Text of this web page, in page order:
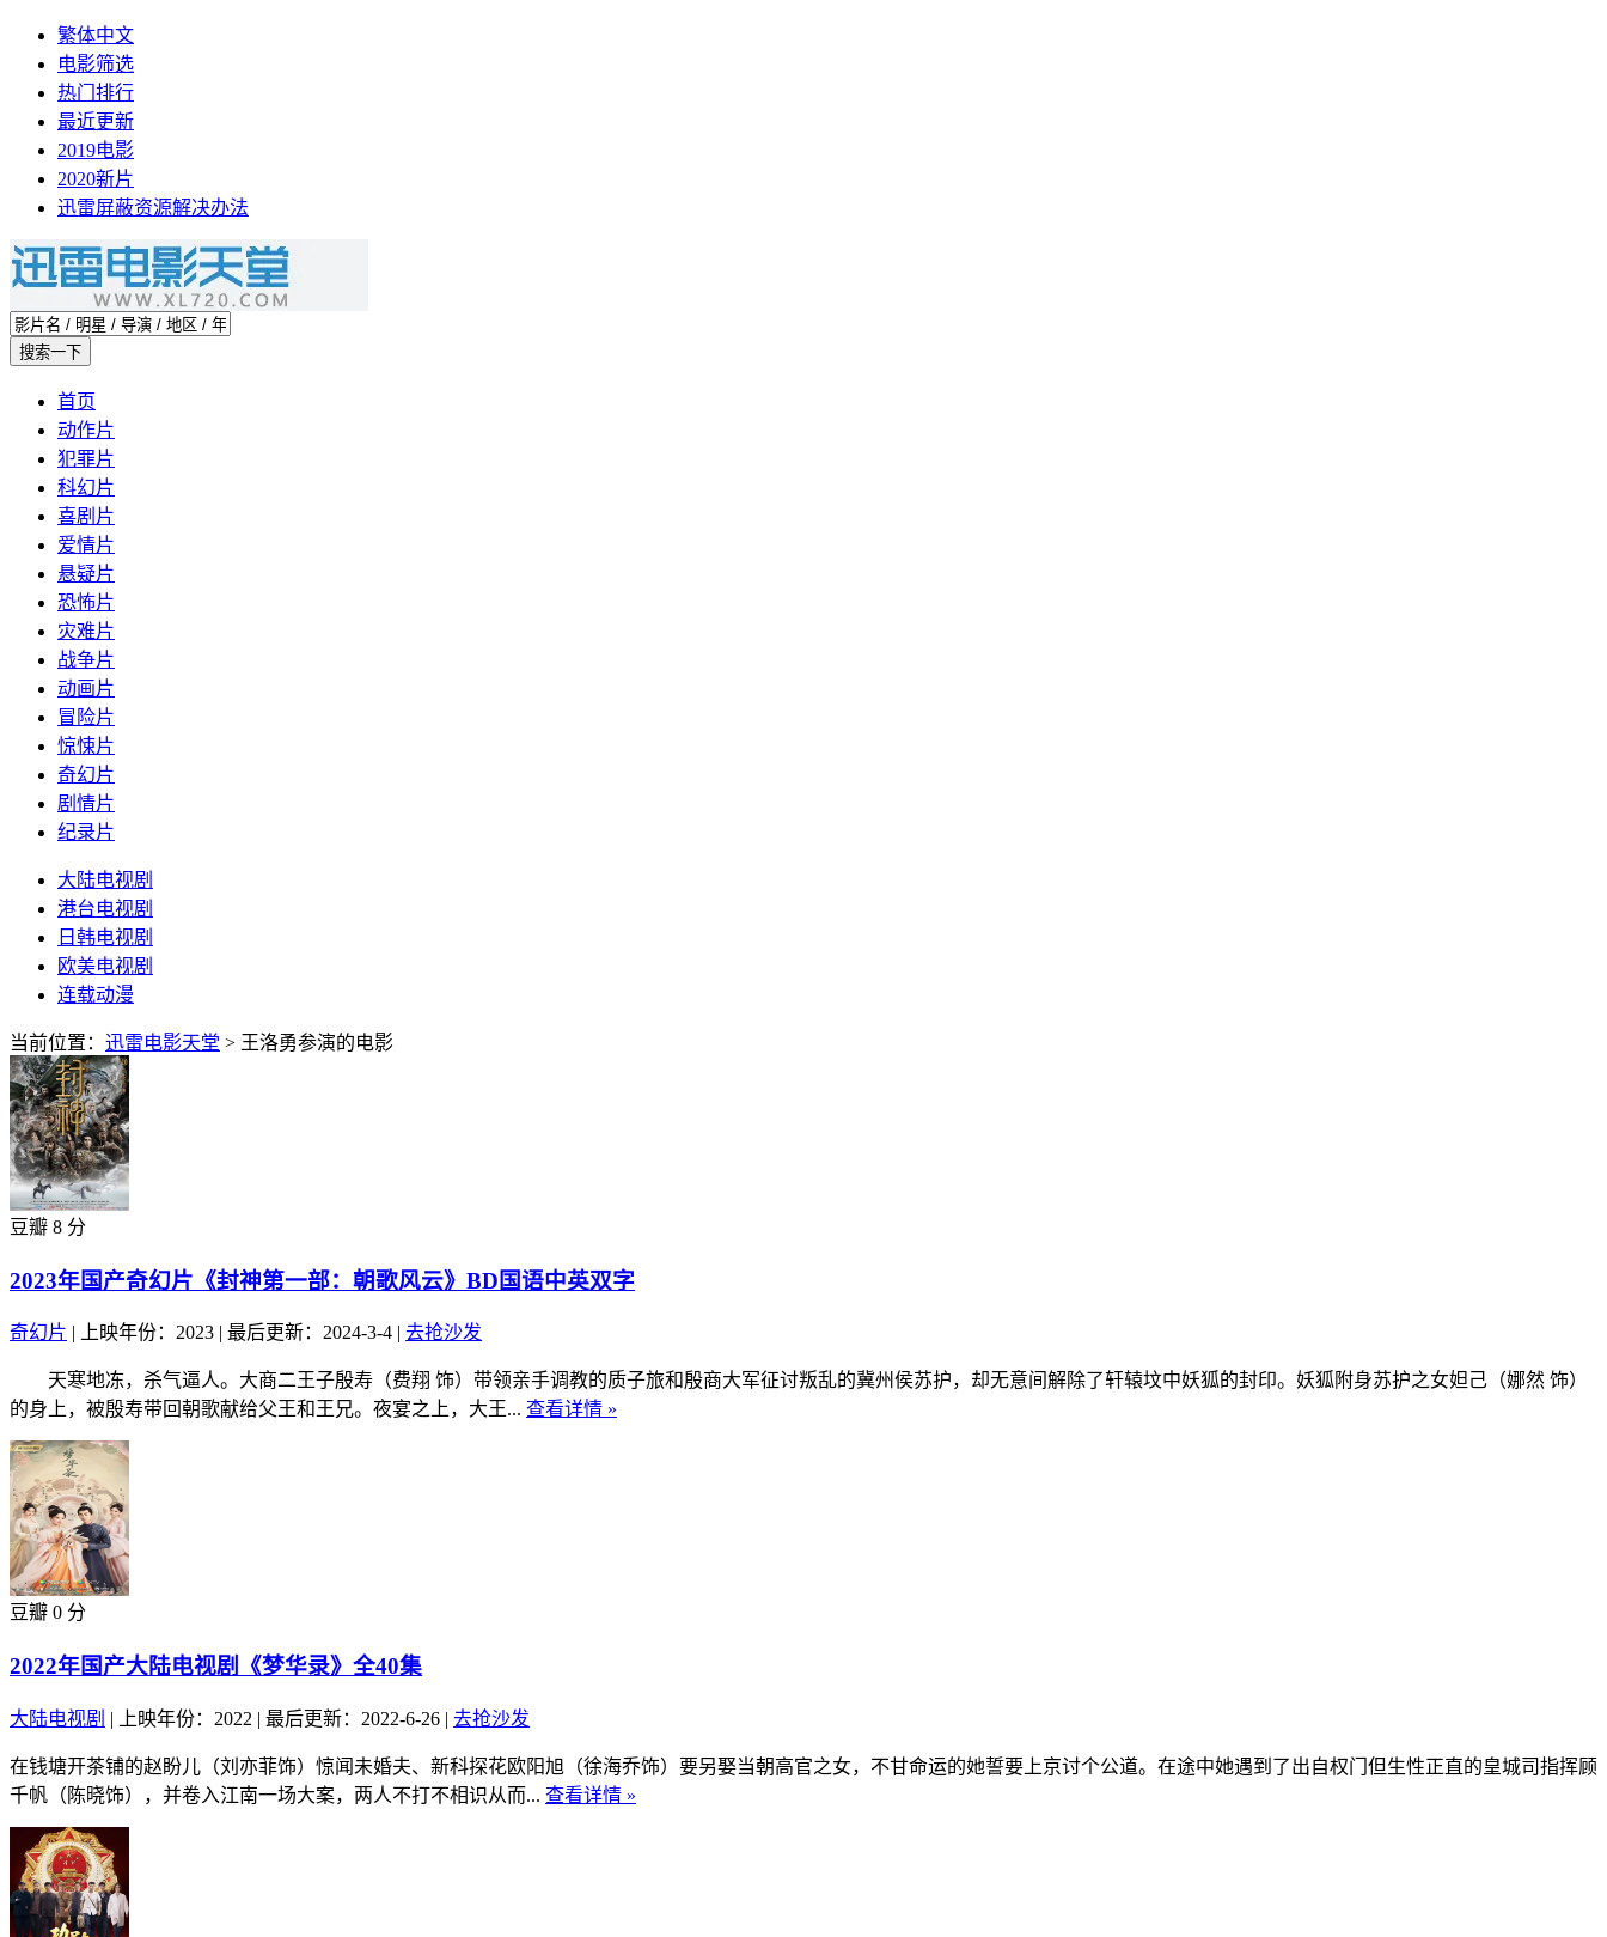
繁体中文
电影筛选
热门排行
最近更新
2019电影
2020新片
迅雷屏蔽资源解决办法
首页
动作片
犯罪片
科幻片
喜剧片
爱情片
悬疑片
恐怖片
灾难片
战争片
动画片
冒险片
惊悚片
奇幻片
剧情片
纪录片
大陆电视剧
港台电视剧
日韩电视剧
欧美电视剧
连载动漫
当前位置： 迅雷电影天堂 > 王洛勇参演的电影
豆瓣 8 分
2023年国产奇幻片《封神第一部：朝歌风云》BD国语中英双字
奇幻片 | 上映年份：2023 | 最后更新：2024-3-4 | 去抢沙发
天寒地冻，杀气逼人。大商二王子殷寿（费翔 饰）带领亲手调教的质子旅和殷商大军征讨叛乱的冀州侯苏护，却无意间解除了轩辕坟中妖狐的封印。妖狐附身苏护之女妲己（娜然 饰）
的身上，被殷寿带回朝歌献给父王和王兄。夜宴之上，大王... 查看详情 »
豆瓣 0 分
2022年国产大陆电视剧《梦华录》全40集
大陆电视剧 | 上映年份：2022 | 最后更新：2022-6-26 | 去抢沙发
在钱塘开茶铺的赵盼儿（刘亦菲饰）惊闻未婚夫、新科探花欧阳旭（徐海乔饰）要另娶当朝高官之女，不甘命运的她誓要上京讨个公道。在途中她遇到了出自权门但生性正直的皇城司指挥顾
千帆（陈晓饰），并卷入江南一场大案，两人不打不相识从而... 查看详情 »